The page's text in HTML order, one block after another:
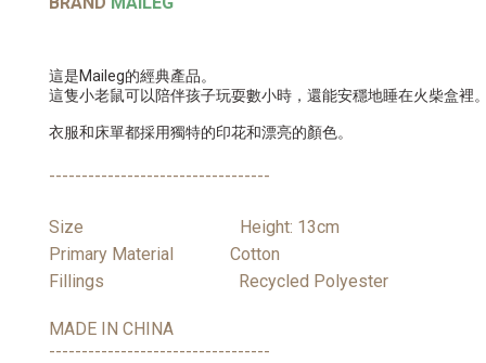
這是Maileg的經典產品。
這隻小老鼠可以陪伴孩子玩耍數小時，還能安穩地睡在火柴盒裡
衣服和床單都採用獨特的印花和漂亮的顏色。
----------------------------------
Size Height: 13cm
Primary Material Cotton
Fillings Recycled Polyester
MADE IN CHINA
----------------------------------